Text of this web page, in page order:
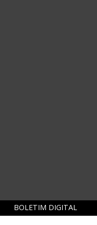
BOLETIM DIGITAL